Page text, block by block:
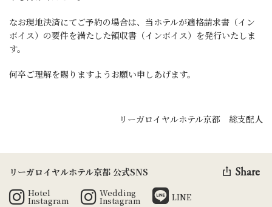
なお現地決済にてご予約の場合は、当ホテルが適格請求書（イン
ボイス）の要件を満たした領収書（インボイス）を発行いたしま
す。
何卒ご理解を賜りますようお願い申しあげます。
リーガロイヤルホテル京都 総支配人
リーガロイヤルホテル京都 公式SNS
Hotel
Instagram
Wedding
Instagram LINE
Share